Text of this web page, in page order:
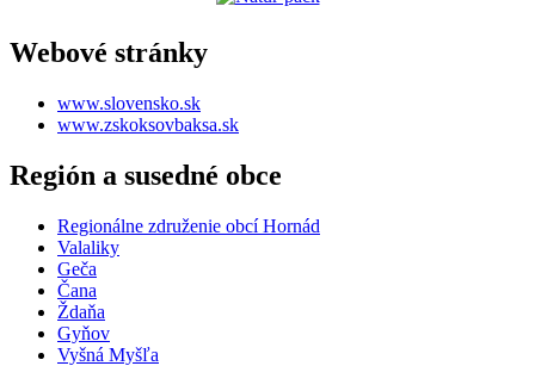
Webové stránky
www.slovensko.sk
www.zskoksovbaksa.sk
Región a susedné obce
Regionálne združenie obcí Hornád
Valaliky
Geča
Čana
Ždaňa
Gyňov
Vyšná Myšľa